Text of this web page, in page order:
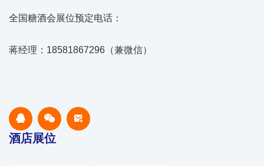
全国糖酒会展位预定电话：
蒋经理：18581867296（兼微信）
酒店展位